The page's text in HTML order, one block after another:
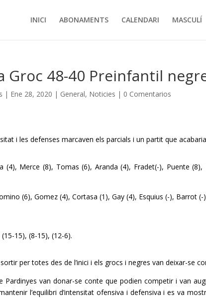
INICI ABONAMENTS CALENDARI MASCULÍ
Groc 48-40 Preinfantil
| Ene 28, 2020 | General, Noticies | 0 Comentarios
i les defenses marcaven els parcials i un partit que
(4), Merce (8), Tomas (6), Aranda (4), Fradet(-), Puente (8),
(6), Gomez (4), Cortasa (1), Gay (4), Esquius (-), Barrot
15), (8-15), (12-6).
sortir per totes des de l’inici i els grocs i negres van deixar-se
Pardinyes van donar-se conte que podien competir i van
l’equilibri d’intensitat ofensiva i defensiva i es va